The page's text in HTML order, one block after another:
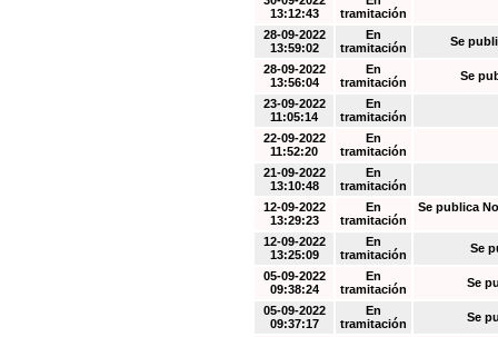
13:12:43
tramitación
28-09-2022
13:59:02
En
tramitación
Se
28-09-2022
13:56:04
En
tramitación
Se
23-09-2022
11:05:14
En
tramitación
22-09-2022
11:52:20
En
tramitación
21-09-2022
13:10:48
En
tramitación
12-09-2022
13:29:23
En
tramitación
Se publica
12-09-2022
13:25:09
En
tramitación
Se
05-09-2022
09:38:24
En
tramitación
Se
05-09-2022
09:37:17
En
tramitación
Se